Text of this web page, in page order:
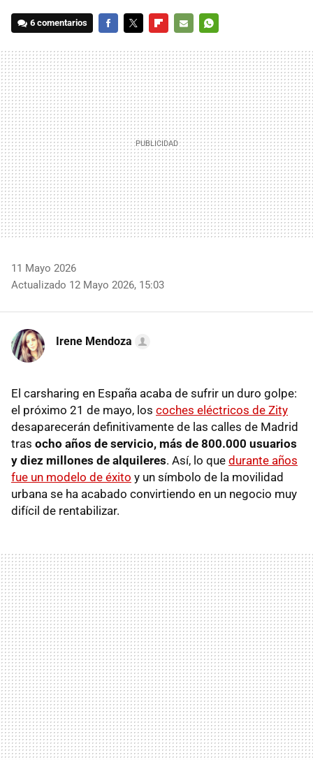
6 comentarios
MAIL
11 Mayo 2026
Actualizado 12 Mayo 2026, 15:03
Irene Mendoza
El carsharing en España acaba de sufrir un duro golpe:
el próximo 21 de mayo, los coches eléctricos de Zity
desaparecerán definitivamente de las calles de Madrid
tras ocho años de servicio, más de 800.000 usuarios
y diez millones de alquileres. Así, lo que durante años
fue un modelo de éxito y un símbolo de la movilidad
urbana se ha acabado convirtiendo en un negocio muy
difícil de rentabilizar.